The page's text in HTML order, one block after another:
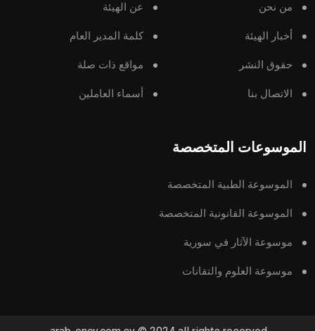
من نحن عن الهيئة
أخبار الهيئة كلمة المدير العام
حقوق النشر مواقع ذات صلة
الاتصال بنا أسماء العاملين
الموسوعات المتخصصة
الموسوعة الطبية المتخصصة
الموسوعة القانونية المتخصصة
موسوعة الآثار في سورية
موسوعة العلوم والتقانات